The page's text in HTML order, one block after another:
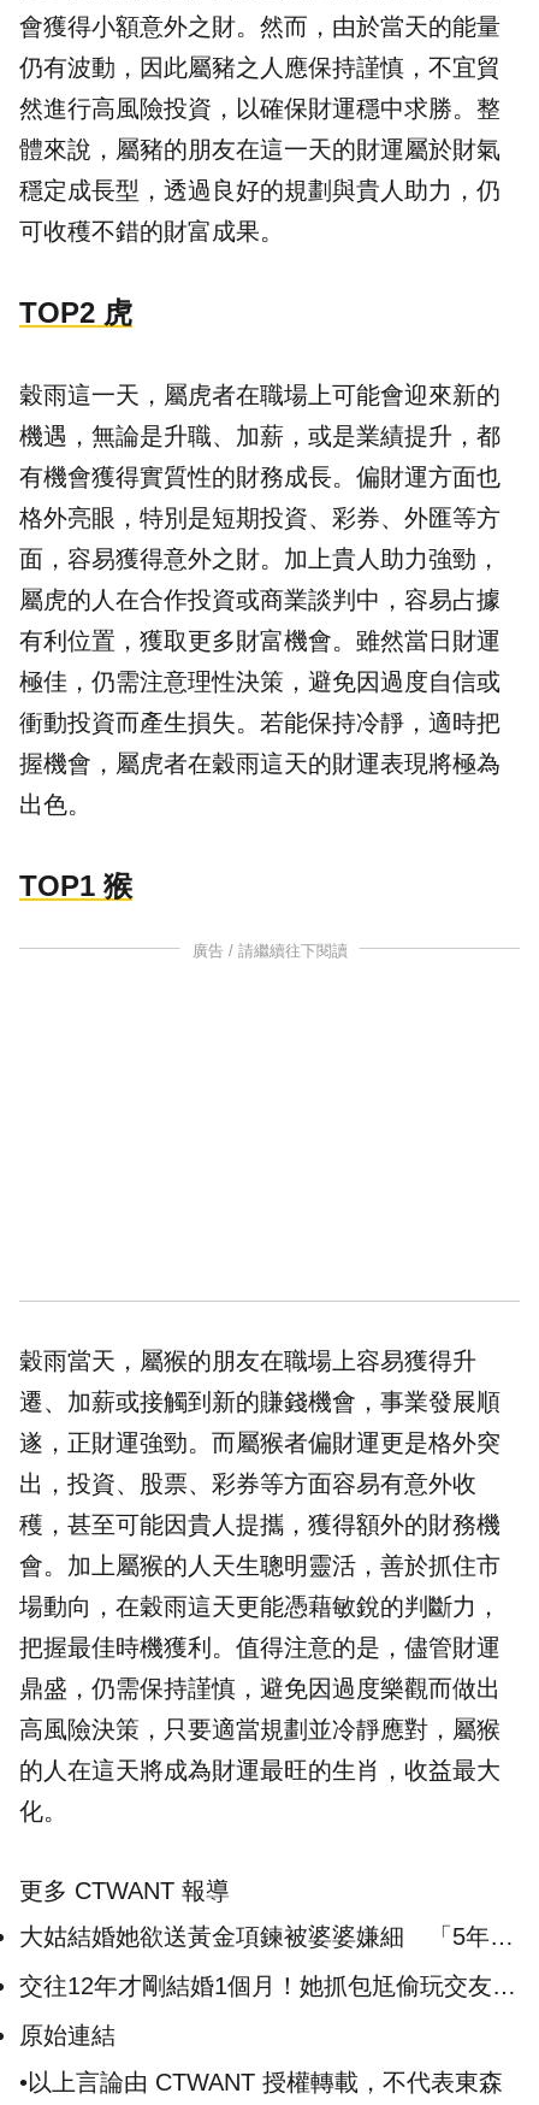
會獲得小額意外之財。然而，由於當天的能量
仍有波動，因此屬豬之人應保持謹慎，不宜貿
然進行高風險投資，以確保財運穩中求勝。整
體來說，屬豬的朋友在這一天的財運屬於財氣
穩定成長型，透過良好的規劃與貴人助力，仍
可收穫不錯的財富成果。
TOP2 虎
穀雨這一天，屬虎者在職場上可能會迎來新的
機遇，無論是升職、加薪，或是業績提升，都
有機會獲得實質性的財務成長。偏財運方面也
格外亮眼，特別是短期投資、彩券、外匯等方
面，容易獲得意外之財。加上貴人助力強勁，
屬虎的人在合作投資或商業談判中，容易占據
有利位置，獲取更多財富機會。雖然當日財運
極佳，仍需注意理性決策，避免因過度自信或
衝動投資而產生損失。若能保持冷靜，適時把
握機會，屬虎者在穀雨這天的財運表現將極為
出色。
TOP1 猴
廣告 / 請繼續往下閱讀
穀雨當天，屬猴的朋友在職場上容易獲得升
遷、加薪或接觸到新的賺錢機會，事業發展順
遂，正財運強勁。而屬猴者偏財運更是格外突
出，投資、股票、彩券等方面容易有意外收
穫，甚至可能因貴人提攜，獲得額外的財務機
會。加上屬猴的人天生聰明靈活，善於抓住市
場動向，在穀雨這天更能憑藉敏銳的判斷力，
把握最佳時機獲利。值得注意的是，儘管財運
鼎盛，仍需保持謹慎，避免因過度樂觀而做出
高風險決策，只要適當規劃並冷靜應對，屬猴
的人在這天將成為財運最旺的生肖，收益最大
化。
更多 CTWANT 報導
大姑結婚她欲送黃金項鍊被婆婆嫌細 「5年前
妳自己送的」解氣回覆引熱議
交往12年才剛結婚1個月！她抓包尪偷玩交友軟
體 悲嘆：對方3年前就曾偷吃
原始連結
•以上言論由 CTWANT 授權轉載，不代表東森